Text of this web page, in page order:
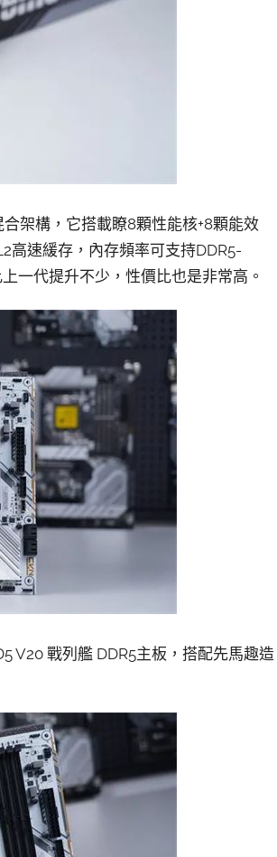
架構，它搭載瞭8顆性能核+8顆能效
高速緩存，內存頻率可支持DDR5-
一代提升不少，性價比也是非常高。
V20 戰列艦 DDR5主板，搭配先馬趣造